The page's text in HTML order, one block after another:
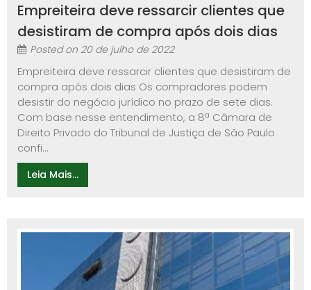
Empreiteira deve ressarcir clientes que
desistiram de compra após dois dias
Posted on 20 de julho de 2022
Empreiteira deve ressarcir clientes que desistiram de
compra após dois dias Os compradores podem
desistir do negócio jurídico no prazo de sete dias.
Com base nesse entendimento, a 8ª Câmara de
Direito Privado do Tribunal de Justiça de São Paulo
confi...
Leia Mais...